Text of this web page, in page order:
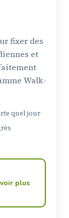
fixer des
et
Walk-
quel jour
plus